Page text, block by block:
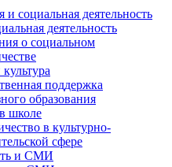
и социальная деятельность
деятельность
о социальном
поддержка
образования
школе
в культурно-
сфере
и СМИ